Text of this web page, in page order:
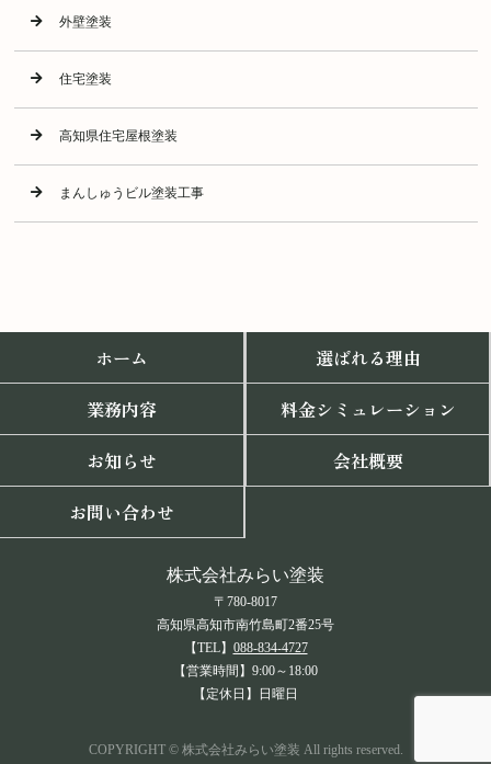
外壁塗装
住宅塗装
高知県住宅屋根塗装
まんしゅうビル塗装工事
ホーム
選ばれる理由
業務内容
料金シミュレーション
お知らせ
会社概要
お問い合わせ
株式会社みらい塗装
〒780-8017
高知県高知市南竹島町2番25号
【TEL】 088-834-4727
【営業時間】9:00～18:00
【定休日】日曜日
COPYRIGHT © 株式会社みらい塗装 All rights reserved.